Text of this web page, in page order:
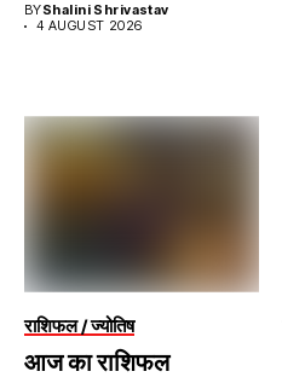
BYShalini Shrivastav
4 AUGUST 2026
राशिफल / ज्योतिष
आज का राशिफल